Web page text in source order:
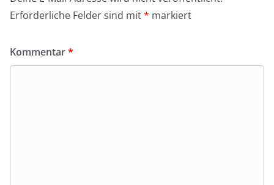
Erforderliche Felder sind mit* markiert
Kommentar*